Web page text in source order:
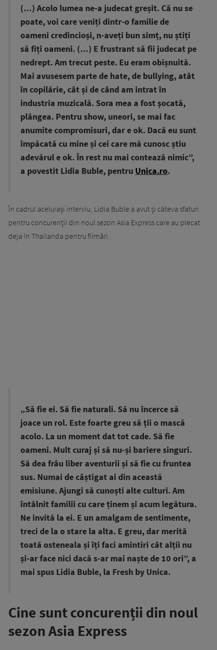
(…) Acolo lumea ne-a judecat greșit. Că nu se
poate, voi care veniți dintr-o familie de
oameni credincioși, n-aveți bun simț, nu știți
să fiți oameni. (…) E frustrant să fii judecat pe
nedrept. Am trecut peste. Eu eram obișnuită.
Mai avusesem parte de hate, de bullying, atât
în copilărie, cât și de când am intrat în
industria muzicală. Sora mea a fost șocată,
plângea. Pentru show, uneori, se mai fac
anumite compromisuri, dar e ok. Dacă eu sunt
împăcată cu mine și cei care mă cunosc știu
adevărul e ok. În rest nu mai contează nimic”,
a povestit Lidia Buble, pentru Unica.ro.
În cadrul aceluiași interviu, Lidia Buble a avut și câteva sfaturi
pentru concurenții din noul sezon Asia Express care au plecat
deja în Thailanda pentru filmări.
„Să fie ei. Să fie naturali. Să nu încerce să
joace un rol. Este foarte greu să ții o mască
acolo. La un moment dat tot cade. Să fie
oameni. Mult curaj și să nu-și bariere singuri.
Să dea frâu liber aventurii și să fie cu fruntea
sus. Numai de câștigat ai din această
emisiune. Ajungi să cunoști alte culturi. Am
întâlnit familii cu care ținem și acum legătura.
Ne invită la ei. E un amalgam de sentimente,
treci de la o stare la alta. E greu, dar merită
toată osteneala și îți faci amintiri cât alții nu
și-ar face nici dacă s-ar mai naște de 10 ori”, a
mai spus Lidia Buble, la Fresh by Unica.
Cine sunt concurenții din noul
sezon Asia Express